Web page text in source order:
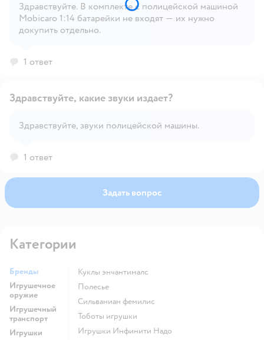
Открыть вопрос
Здравствуйте. В комплекте с полицейской машиной
Mobicaro 1:14 батарейки не входят — их нужно
докупить отдельно.
1 ответ
Открыть вопрос
Здравствуйте, какие звуки издает?
Здравствуйте, звуки полицейской машины.
1 ответ
Задать вопрос
Категории
Бренды
Игрушечное
оружие
Игрушечный
транспорт
Игрушки
Куклы энчантималс
Полесье
Сильваниан фемилис
Тоботы игрушки
Игрушки Инфинити Надо